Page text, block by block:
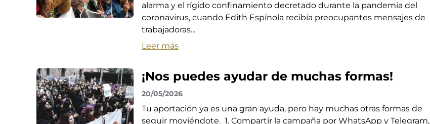
alarma y el rígido confinamiento decretado durante la pandemia del
coronavirus, cuando Edith Espínola recibía preocupantes mensajes de
trabajadoras...
Leer más
¡Nos puedes ayudar de muchas formas!
20/05/2026
Tu aportación ya es una gran ayuda, pero hay muchas otras formas de
seguir moviéndote. 1. Compartir la campaña por WhatsApp y Telegram,